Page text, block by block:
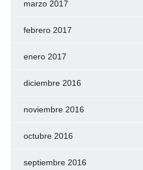
marzo 2017
febrero 2017
enero 2017
diciembre 2016
noviembre 2016
octubre 2016
septiembre 2016